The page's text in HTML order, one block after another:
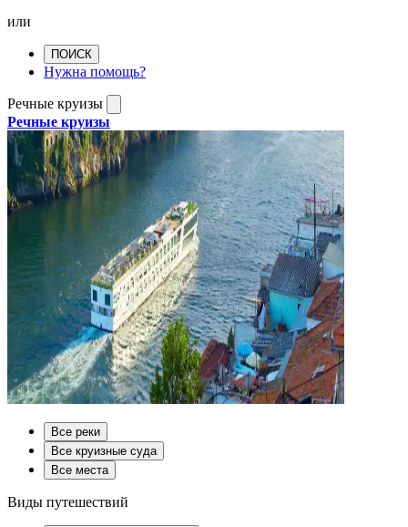
или
ПОИСК
Нужна помощь?
Речные круизы
Речные круизы
Все реки
Все круизные суда
Все места
Виды путешествий